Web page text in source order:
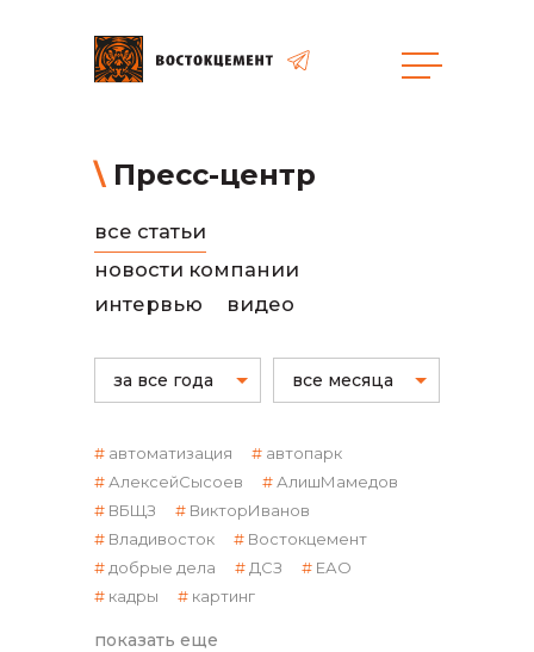
реализация неликвидов
Пресс-центр
все статьи
новости компании
интервью
видео
за все года все месяца
автоматизация
автопарк
АлексейСысоев
АлишМамедов
ВБЩЗ
ВикторИванов
Владивосток
Востокцемент
добрые дела
ДСЗ
ЕАО
кадры
картинг
показать еще